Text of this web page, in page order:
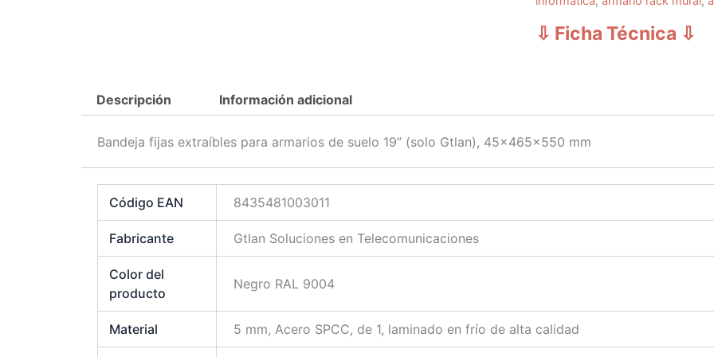
⇩ Ficha Técnica ⇩
Descripción Información adicional
Bandeja fijas extraíbles para armarios de suelo 19” (solo Gtlan), 45x465x550 mm
Código EAN 8435481003011
Fabricante Gtlan Soluciones en Telecomunicaciones
Color del
producto
Negro RAL 9004
Material 5 mm, Acero SPCC, de 1, laminado en frío de alta calidad